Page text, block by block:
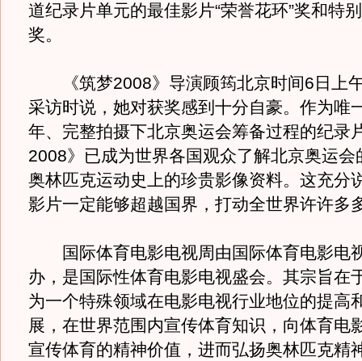
道纪录片单元的最佳影片“荣誉花环”奖和特
奖。
《筑梦2008》导演顾筠北京时间6日上
采访时说，她对获奖感到十分自豪。作为唯
年、完整拍摄下北京奥运会筹备过程的纪录
2008》已成为世界各国观众了解北京奥运会
奥林匹克运动史上的珍贵影像资料。这充分
影片一定能够超越国界，打动全世界许许多
国际体育电影电视周由国际体育电影电
办，是国际性体育电影电视盛会。其宗旨在
为一个特殊领域在电影电视行业地位的提高
展，在世界范围内宣传体育知识，向体育电
宣传体育的精神价值，进而弘扬奥林匹克精